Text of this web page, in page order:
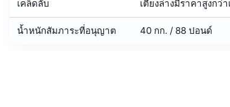
เคล็ดลับ เตียงล่างมีราคาสูงกว่
น้ำหนักสัมภาระที่อนุญาต 40 กก. / 88 ปอนด์